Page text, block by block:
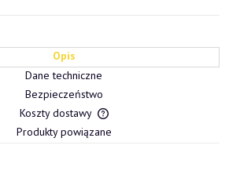
Opis
Dane techniczne
Bezpieczeństwo
Koszty dostawy
Produkty powiązane